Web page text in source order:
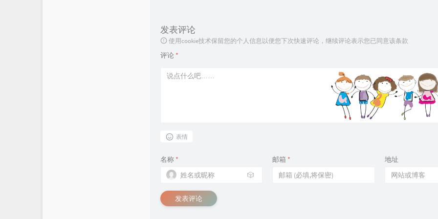
发表评论
使用cookie技术保留您的个人信息以便您下次快速评论，继续评论表示您已同意该条款
评论 *
表情
名称 *
🎲
邮箱 * 地址
发表评论